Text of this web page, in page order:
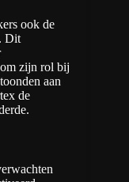
ook de
Dit
om zijn rol bij
aan
de